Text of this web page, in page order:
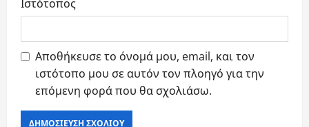
Ιστότοπος
Αποθήκευσε το όνομά μου, email, και τον
ιστότοπο μου σε αυτόν τον πλοηγό για την
επόμενη φορά που θα σχολιάσω.